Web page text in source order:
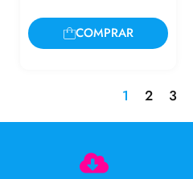
COMPRAR
1 2 3